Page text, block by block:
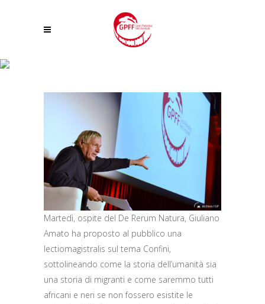
CONTINUA CON GRANDI OSPITI E FILM CHE CATTURANO IL PUBBLICO
Martedì, ospite del De Rerum Natura, Giuliano
Amato ha proposto al pubblico una
lectiomagistralis sul tema Confini,
sottolineando come la storia dell’umanità sia
una storia di migranti e come saremmo tutti
africani e neri se non fossero esistite le